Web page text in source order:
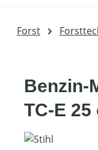
Forst
Benzin-
TC-E 25